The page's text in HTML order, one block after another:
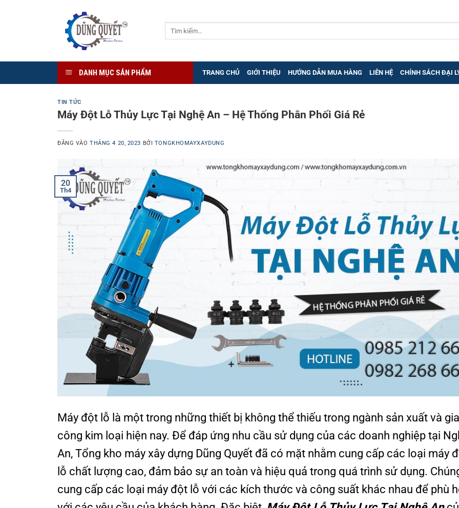
DANH MỤC SẢN PHẨM TRANG CHỦ GIỚI THIỆU HƯỚNG DẪN MUA HÀNG LIÊN HỆ CHÍNH SÁCH ĐẠI
TIN TỨC
Máy Đột Lỗ Thủy Lực Tại Nghệ An – Hệ Thống Phân Phối Giá Rẻ
ĐĂNG VÀOTHÁNG 4 20, 2023 BỞI TONGKHOMAYXAYDUNG
20
Th4
Máy đột lỗ là một trong những thiết bị không thể thiếu trong ngành sản xuất và gia
công kim loại hiện nay. Để đáp ứng nhu cầu sử dụng của các doanh nghiệp tại
An, Tổng kho máy xây dựng Dũng Quyết đã có mặt nhằm cung cấp các loại máy
lỗ chất lượng cao, đảm bảo sự an toàn và hiệu quả trong quá trình sử dụng.
cung cấp các loại máy đột lỗ với các kích thước và công suất khác nhau để phù